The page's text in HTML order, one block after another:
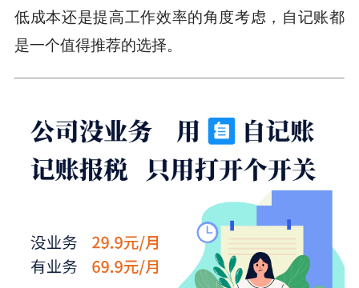
低成本还是提高工作效率的角度考虑，自记账都
是一个值得推荐的选择。